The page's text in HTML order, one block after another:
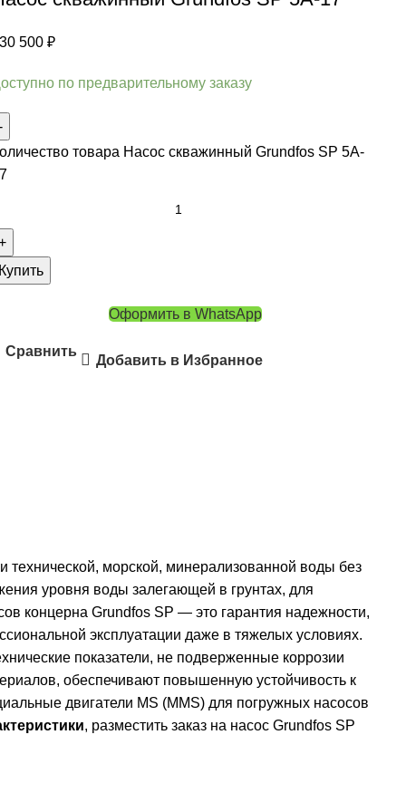
500 ₽
по предварительному заказу
товара Насос скважинный Grundfos SP 5A-
Купить
Оформить в WhatsApp
Сравнить
Добавить в Избранное
морской, минерализованной воды без
уровня воды залегающей в грунтах, для
концерна Grundfos SP — это гарантия надежности,
эксплуатации даже в тяжелых условиях.
показатели, не подверженные коррозии
обеспечивают повышенную устойчивость к
двигатели MS (MMS) для погружных насосов
, разместить заказ на насос Grundfos SP